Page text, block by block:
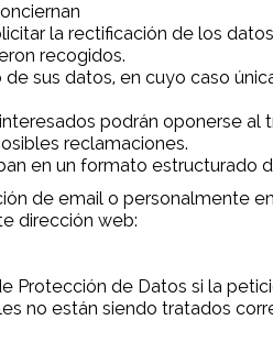
la rectificación de los
recogidos.
sus datos, en cuyo caso
podrán oponerse al
reclamaciones.
en un formato estructurado
de email o personalmente
dirección web:
Protección de Datos si la
no están siendo tratados